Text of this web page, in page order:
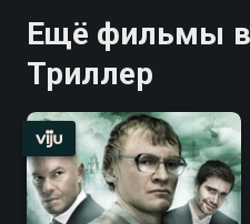
Ещё фильмы
Триллер